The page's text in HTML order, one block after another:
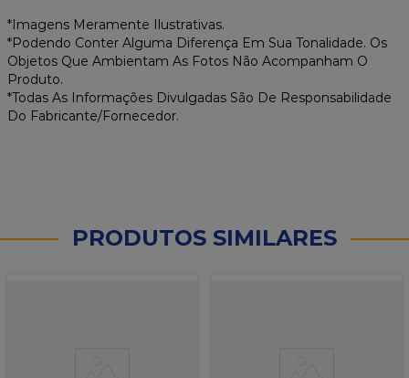
*Imagens Meramente Ilustrativas.
*Podendo Conter Alguma Diferença Em Sua Tonalidade. Os
Objetos Que Ambientam As Fotos Não Acompanham O
Produto.
*Todas As Informações Divulgadas São De Responsabilidade
Do Fabricante/Fornecedor.
PRODUTOS SIMILARES